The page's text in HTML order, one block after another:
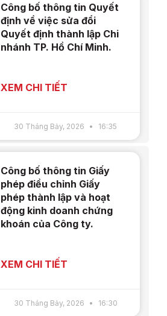
Công bố thông tin Quyết
định về việc sửa đổi
Quyết định thành lập Chi
nhánh TP. Hồ Chí Minh.
XEM CHI TIẾT
30 Tháng Bảy, 2026 16:35
Công bố thông tin Giấy
phép điều chỉnh Giấy
phép thành lập và hoạt
động kinh doanh chứng
khoán của Công ty.
XEM CHI TIẾT
30 Tháng Bảy, 2026 16:30